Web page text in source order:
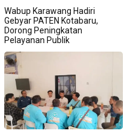
Wabup Karawang Hadiri
Gebyar PATEN Kotabaru,
Dorong Peningkatan
Pelayanan Publik